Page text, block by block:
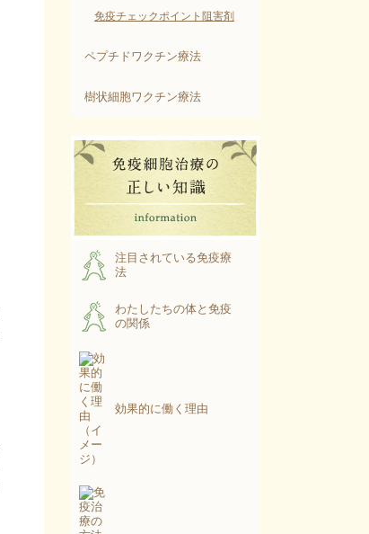
免疫チェックポイント阻害剤
ペプチドワクチン療法
樹状細胞ワクチン療法
注目されている免疫療
法
わたしたちの体と免疫
の関係
効果的に働く理由